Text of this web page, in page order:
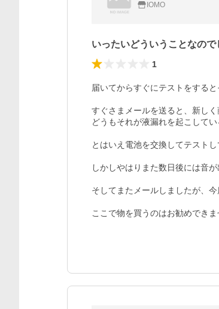
IOMO
いったいどういうことなので
1
届いてからすぐにテストをする
すぐさまメールを送ると、新し
どうもそれが液漏れを起こしてい
とはいえ電池を交換してテスト
しかしやはりまた数日後には音
そしてまたメールしましたが、
ここで物を買うのはお勧めできま